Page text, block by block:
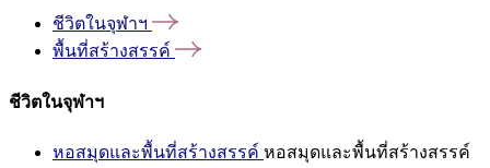
ชีวิตในจุฬาฯ
พื้นที่สร้างสรรค์
ชีวิตในจุฬาฯ
หอสมุดและพื้นที่สร้างสรรค์ หอสมุดและพื้นที่สร้างสรรค์